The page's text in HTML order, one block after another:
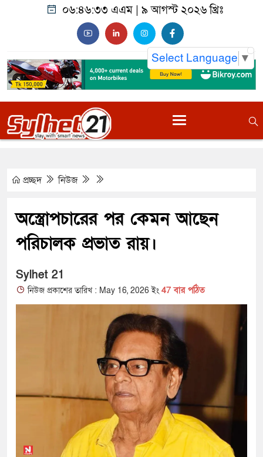
০৬:৪৬:৩৪ এএম| ৯ আগস্ট ২০২৬ খ্রিঃ
Select Language ▼
প্রচ্ছদ নিউজ
অস্ত্রোপচারের পর কেমন আছেন
পরিচালক প্রভাত রায়।
Sylhet 21
নিউজ প্রকাশের তারিখ : May 16, 2026 ইং 47 বার পঠিত